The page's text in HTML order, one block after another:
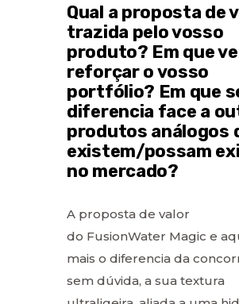
Qual a proposta de
trazida pelo vosso
produto? Em que
reforçar o vosso
portfólio? Em que
diferencia face a
produtos análogos
existem/possam
no mercado?
A proposta de valor
do FusionWater Magic e
mais o diferencia da
sem dúvida, a sua textura